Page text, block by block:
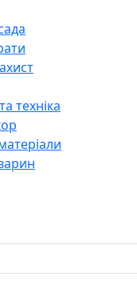
техніка